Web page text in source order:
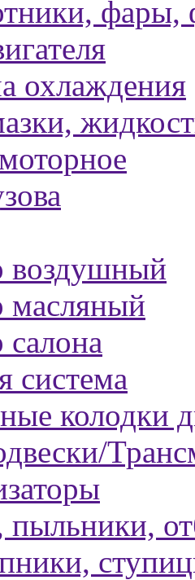
фары,
охлаждения
воздушный
масляный
система
колодки